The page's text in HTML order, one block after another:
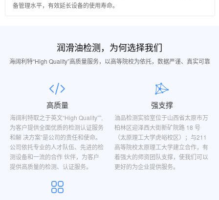
备管理水平，有效延长设备的使用寿命。
润滑油检测，为何选择我们
海阔利特“High Quality”高质量服务，以高等院校为依托，数据严谨、真实可靠
高质量
海阔利特取之于英文“High Quality””,
为客户提供全面优质的检测认证服务
和解 决方案”是公司的责任和使命。
公司依托专业的人才队伍、先进的检
测设备和一流的合作 伙伴，为客户
提供高质量的检测、认证服务。
强支撑
油品检测实验室位于山西省太原市万
柏林区迎泽西大街新矿院路 18 号
（太原理工大学虎峪校区）；与211
高等院校太原理工大学建立合作，有
着强大的师资团队支撑，使我们可以
更好的为企业提供服务。